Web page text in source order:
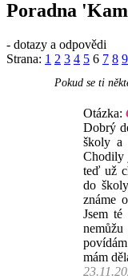
Poradna
- dotazy a odpovědi
Strana: 1 2 3 4 5 6 7 8 9
Pokud se ti
Otázka:
Dobrý
školy a
Chodily
teď už
do
známe
Jsem
mám